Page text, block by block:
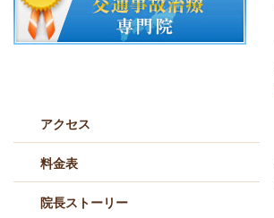
アクセス
料金表
院長ストーリー